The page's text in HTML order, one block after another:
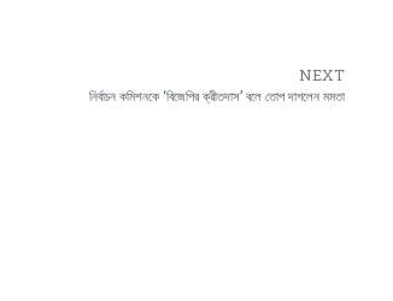
NEXT
নির্বাচন কমিশনকে ‘বিজেপির ক্রীতদাস’ বলে তোপ দাগলেন মমতা